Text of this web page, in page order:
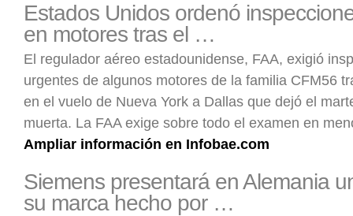
Estados Unidos ordenó
en motores tras el …
El regulador aéreo estadounidense, FAA, exigió
urgentes de algunos motores de la familia CFM56
en el vuelo de Nueva York a Dallas que dejó el
muerta. La FAA exige sobre todo el examen en
Ampliar información en Infobae.com
Siemens presentará en Alemania
su marca hecho por …